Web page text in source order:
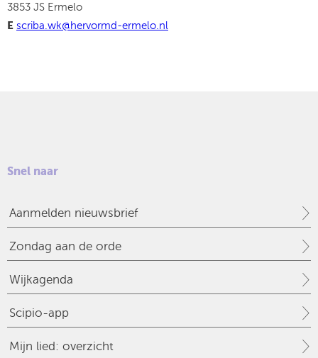
3853 JS Ermelo
E scriba.wk@hervormd-ermelo.nl
Snel naar
Aanmelden nieuwsbrief
Zondag aan de orde
Wijkagenda
Scipio-app
Mijn lied: overzicht